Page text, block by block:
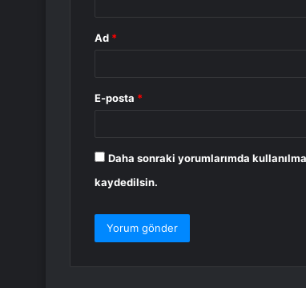
Ad *
E-posta *
Daha sonraki yorumlarımda
kaydedilsin.